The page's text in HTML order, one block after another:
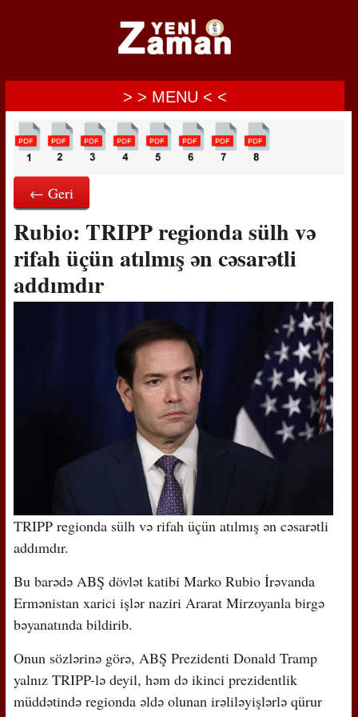
> > MENU < <
← Geri
Rubio: TRIPP regionda sülh və
rifah üçün atılmış ən cəsarətli
addımdır
TRIPP regionda sülh və rifah üçün atılmış ən cəsarətli
addımdır.
Bu barədə ABŞ dövlət katibi Marko Rubio İrəvanda
Ermənistan xarici işlər naziri Ararat Mirzoyanla birgə
bəyanatında bildirib.
Onun sözlərinə görə, ABŞ Prezidenti Donald Tramp
yalnız TRIPP-lə deyil, həm də ikinci prezidentlik
müddətində regionda əldə olunan irəliləyişlərlə qürur